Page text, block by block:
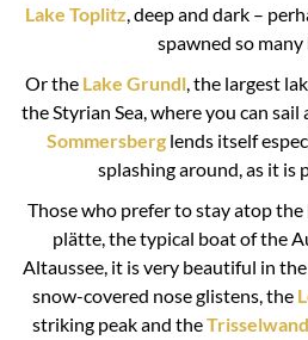
Lake Toplitz, deep and dark –
spawned so many
Or the Lake Grundl, the largest
the Styrian Sea, where you can
Sommersberg lends itself
splashing around, as it is
Those who prefer to stay atop the
plätte, the typical boat of the
Altaussee, it is very beautiful in
snow-covered nose glistens, the
striking peak and theTrisselwand